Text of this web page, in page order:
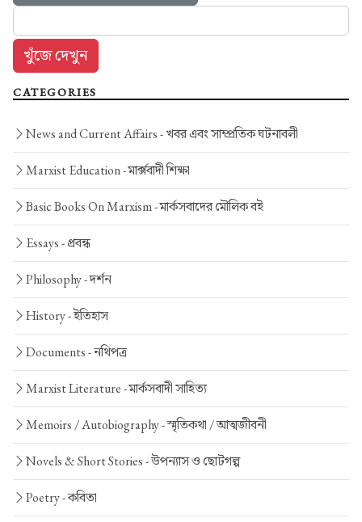
CATEGORIES
News and Current Affairs -খবর এবং সাম্প্রতিক ঘটনাবলী
Marxist Education -মার্ক্সবাদী শিক্ষা
Basic Books On Marxism -মার্কসবাদের মৌলিক বই
Essays -প্রবন্ধ
Philosophy -দর্শন
History -ইতিহাস
Documents -নথিপত্র
Marxist Literature -মার্কসবাদী সাহিত্য
Memoirs / Autobiography -স্মৃতিকথা / আত্মজীবনী
Novels & Short Stories -উপন্যাস ও ছোটগল্প
Poetry -কবিতা